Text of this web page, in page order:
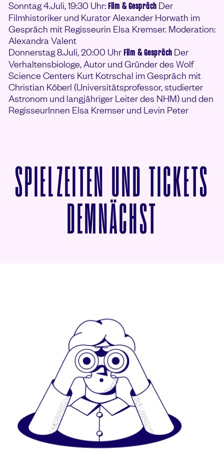
Sonntag 4.Juli, 19:30 Uhr:Film & Gespräch Der
Filmhistoriker und Kurator Alexander Horwath im
Gespräch mit Regisseurin Elsa Kremser. Moderation:
Alexandra Valent
Donnerstag 8.Juli, 20:00 UhrFilm & Gespräch Der
Verhaltensbiologe, Autor und Gründer des Wolf
Science Centers Kurt Kotrschal im Gespräch mit
Christian Köberl (Universitätsprofessor, studierter
Astronom und langjähriger Leiter des NHM) und den
RegisseurInnen Elsa Kremser und Levin Peter
SPIELZEITEN UND TICKETS
DEMNÄCHST